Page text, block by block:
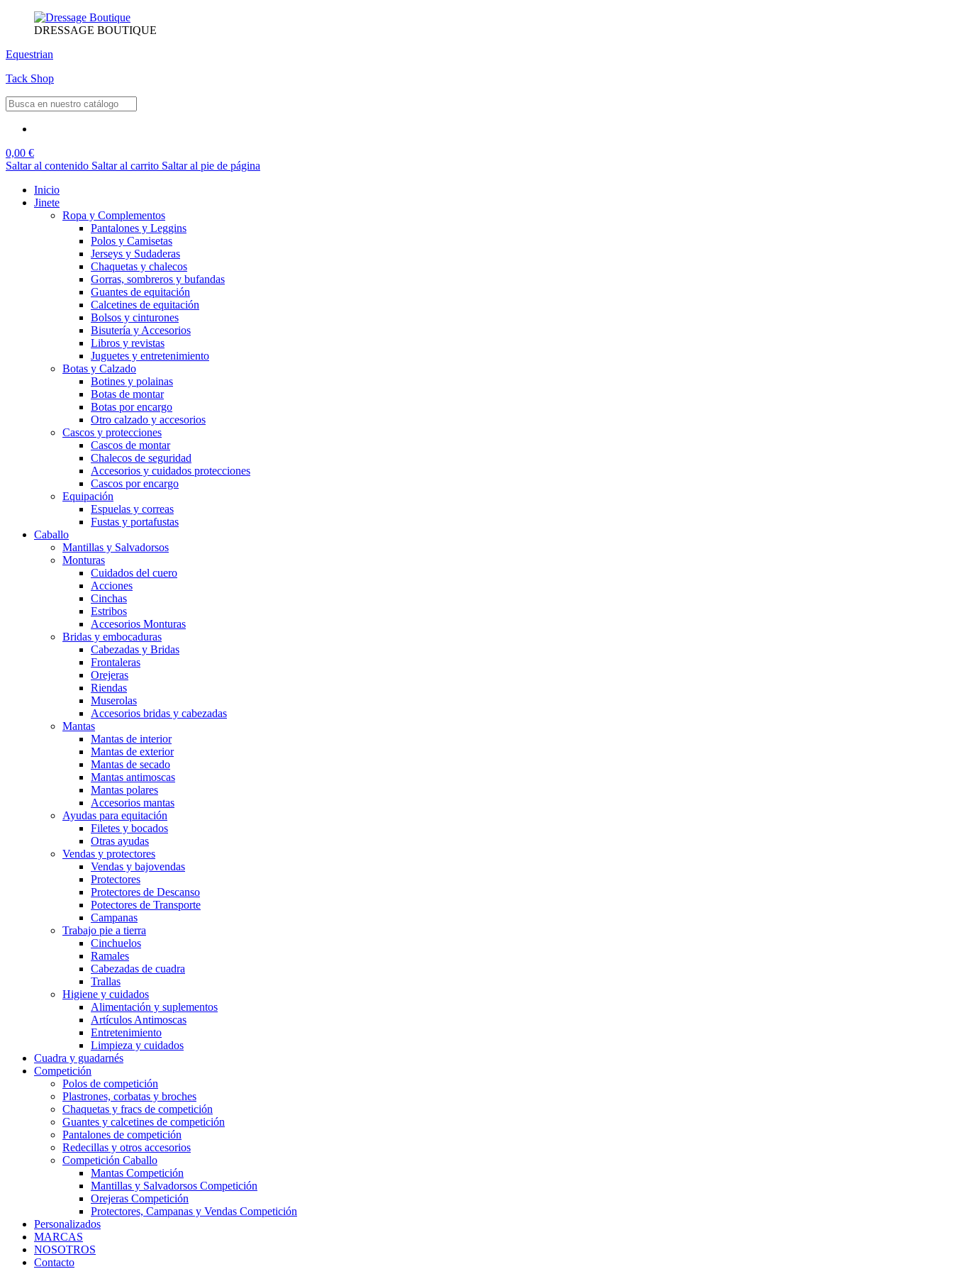
DRESSAGE BOUTIQUE
Equestrian
Tack Shop
0,00 €
Saltar al contenido Saltar al carrito Saltar al pie de página
Inicio
Jinete
Ropa y Complementos
Pantalones y Leggins
Polos y Camisetas
Jerseys y Sudaderas
Chaquetas y chalecos
Gorras, sombreros y bufandas
Guantes de equitación
Calcetines de equitación
Bolsos y cinturones
Bisutería y Accesorios
Libros y revistas
Juguetes y entretenimiento
Botas y Calzado
Botines y polainas
Botas de montar
Botas por encargo
Otro calzado y accesorios
Cascos y protecciones
Cascos de montar
Chalecos de seguridad
Accesorios y cuidados protecciones
Cascos por encargo
Equipación
Espuelas y correas
Fustas y portafustas
Caballo
Mantillas y Salvadorsos
Monturas
Cuidados del cuero
Acciones
Cinchas
Estribos
Accesorios Monturas
Bridas y embocaduras
Cabezadas y Bridas
Frontaleras
Orejeras
Riendas
Muserolas
Accesorios bridas y cabezadas
Mantas
Mantas de interior
Mantas de exterior
Mantas de secado
Mantas antimoscas
Mantas polares
Accesorios mantas
Ayudas para equitación
Filetes y bocados
Otras ayudas
Vendas y protectores
Vendas y bajovendas
Protectores
Protectores de Descanso
Potectores de Transporte
Campanas
Trabajo pie a tierra
Cinchuelos
Ramales
Cabezadas de cuadra
Trallas
Higiene y cuidados
Alimentación y suplementos
Artículos Antimoscas
Entretenimiento
Limpieza y cuidados
Cuadra y guadarnés
Competición
Polos de competición
Plastrones, corbatas y broches
Chaquetas y fracs de competición
Guantes y calcetines de competición
Pantalones de competición
Redecillas y otros accesorios
Competición Caballo
Mantas Competición
Mantillas y Salvadorsos Competición
Orejeras Competición
Protectores, Campanas y Vendas Competición
Personalizados
MARCAS
NOSOTROS
Contacto